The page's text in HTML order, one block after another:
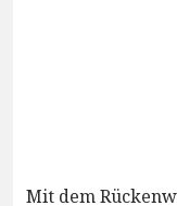
Mit dem